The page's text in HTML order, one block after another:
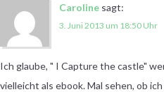
Caroline sagt:
3. Juni 2013 um 18:50 Uhr
Ich glaube, " I Capture the castle"
vielleicht als ebook. Mal sehen, ob